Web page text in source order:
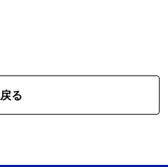
戻る